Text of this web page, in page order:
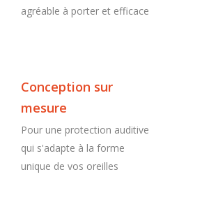
agréable à porter et efficace
Conception sur
mesure
Pour une protection auditive
qui s'adapte à la forme
unique de vos oreilles